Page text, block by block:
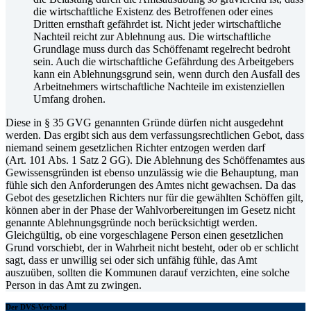
die wirtschaftliche Existenz des Betroffenen oder eines
Dritten ernsthaft gefährdet ist. Nicht jeder wirtschaftliche
Nachteil reicht zur Ablehnung aus. Die wirtschaftliche
Grundlage muss durch das Schöffenamt regelrecht bedroht
sein. Auch die wirtschaftliche Gefährdung des Arbeitgebers
kann ein Ablehnungsgrund sein, wenn durch den Ausfall des
Arbeitnehmers wirtschaftliche Nachteile im existenziellen
Umfang drohen.
Diese in § 35 GVG genannten Gründe dürfen nicht ausgedehnt
werden. Das ergibt sich aus dem verfassungsrechtlichen Gebot, dass
niemand seinem gesetzlichen Richter entzogen werden darf
(Art. 101 Abs. 1 Satz 2 GG). Die Ablehnung des Schöffenamtes aus
Gewissensgründen ist ebenso unzulässig wie die Behauptung, man
fühle sich den Anforderungen des Amtes nicht gewachsen. Da das
Gebot des gesetzlichen Richters nur für die gewählten Schöffen gilt,
können aber in der Phase der Wahlvorbereitungen im Gesetz nicht
genannte Ablehnungsgründe noch berücksichtigt werden.
Gleichgültig, ob eine vorgeschlagene Person einen gesetzlichen
Grund vorschiebt, der in Wahrheit nicht besteht, oder ob er schlicht
sagt, dass er unwillig sei oder sich unfähig fühle, das Amt
auszuüben, sollten die Kommunen darauf verzichten, eine solche
Person in das Amt zu zwingen.
Der DVS-Verband